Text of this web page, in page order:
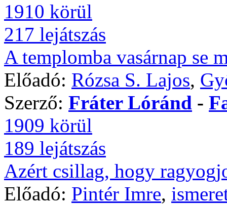
1910 körül
217 lejátszás
A templomba vasárnap se
Előadó: Rózsa S. Lajos,
Szerző: Fráter Lóránd -
1909 körül
189 lejátszás
Azért csillag, hogy
Előadó: Pintér Imre,